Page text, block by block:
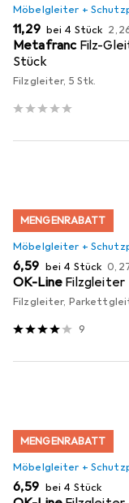
Möbelgleiter +
EUR
11,29 bei 4 Stück EUR
Metafranc Filz-
Stück
Filzgleiter, 5 Stk.
MENGENRABATT
Möbelgleiter +
EUR
6,59 bei 4 Stück EUR
OK-Line Filzgleiter
Filzgleiter,
9
MENGENRABATT
Möbelgleiter +
EUR
6,59 bei 4 Stück